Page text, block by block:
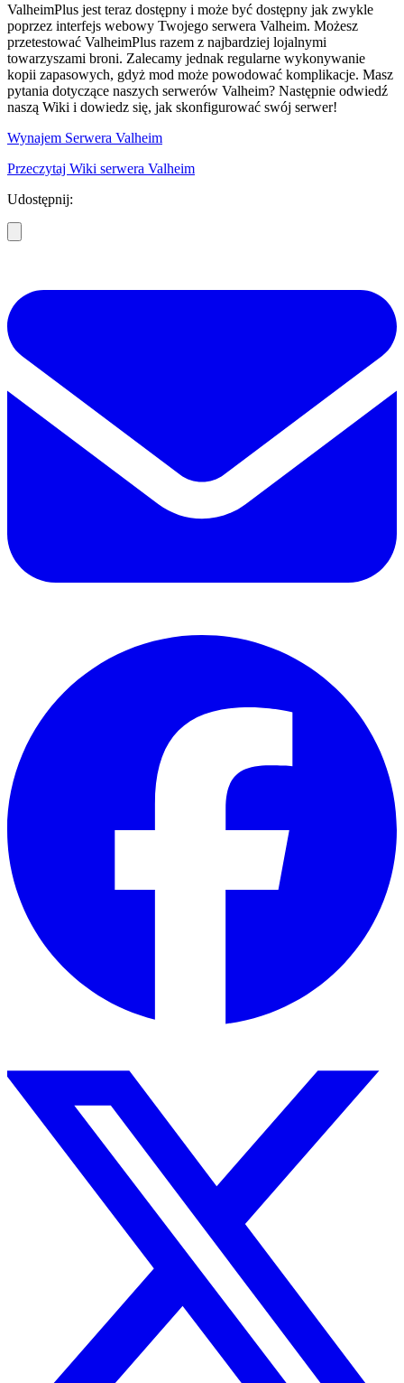
ValheimPlus jest teraz dostępny i może być dostępny jak zwykle
poprzez interfejs webowy Twojego serwera Valheim. Możesz
przetestować ValheimPlus razem z najbardziej lojalnymi
towarzyszami broni. Zalecamy jednak regularne wykonywanie
kopii zapasowych, gdyż mod może powodować komplikacje. Masz
pytania dotyczące naszych serwerów Valheim? Następnie odwiedź
naszą Wiki i dowiedz się, jak skonfigurować swój serwer!
Wynajem Serwera Valheim
Przeczytaj Wiki serwera Valheim
Udostępnij: